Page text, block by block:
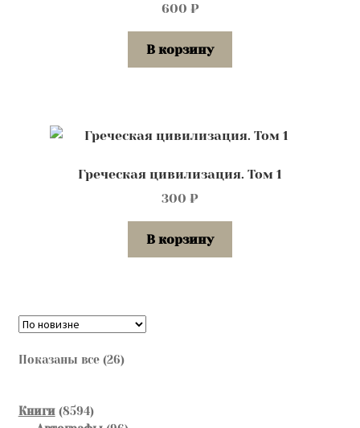
600 ₽
В корзину
Греческая цивилизация. Том 1
300 ₽
В корзину
Показаны все (26)Сортировка:
Книги 85948594